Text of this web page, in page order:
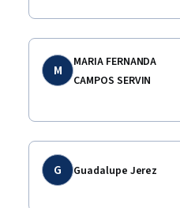
M
MARIA FERNANDA
CAMPOS SERVIN
G Guadalupe Jerez